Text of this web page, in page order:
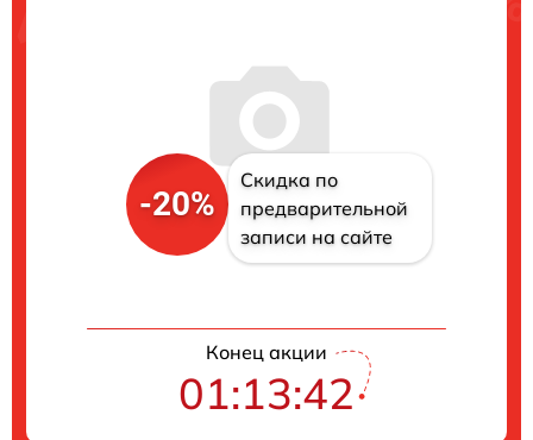
-20%
Скидка по
предварительной
записи на сайте
Конец акции
01:13:41